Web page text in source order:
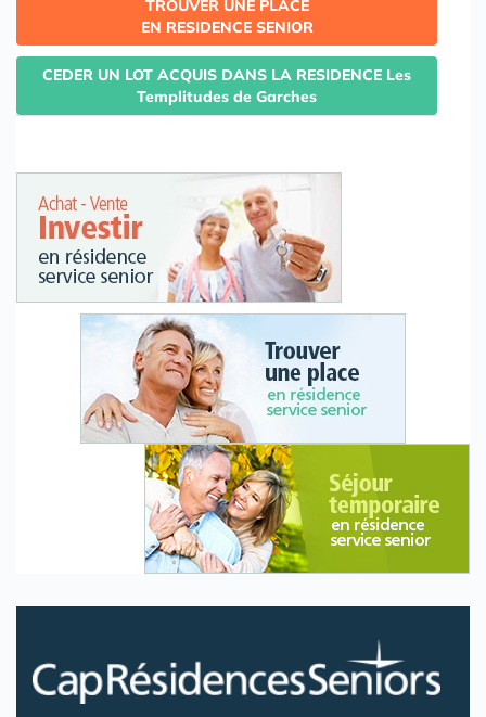
TROUVER UNE PLACE
EN RESIDENCE SENIOR
CEDER UN LOT ACQUIS DANS LA RESIDENCE Les
Templitudes de Garches